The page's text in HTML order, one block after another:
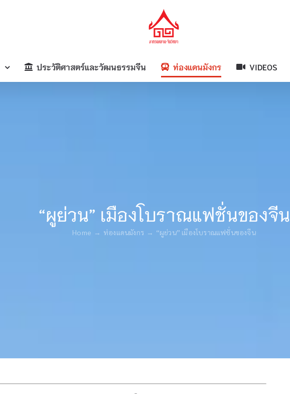
ประวัติศาสตร์และวัฒนธรรมจีน ท่องแดนมังกร VIDEOS
“ผูย่วน” เมืองโบราณแฟชั่นของจีน
Home ท่องแดนมังกร “ผูย่วน” เมืองโบราณแฟชั่นของจีน